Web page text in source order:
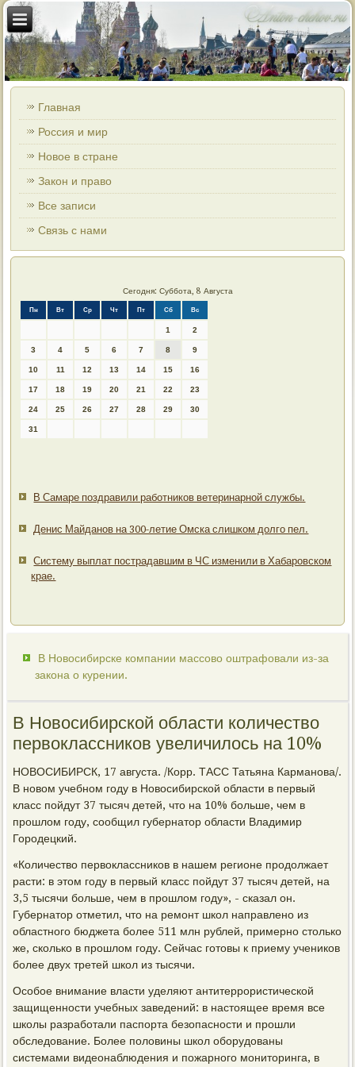
Главная
Россия и мир
Новое в стране
Закон и право
Все записи
Связь с нами
Сегодня: Суббота, 8 Августа
Пн Вт Ср Чт Пт Сб Вс
1 2
3 4 5 6 7 8 9
10 11 12 13 14 15 16
17 18 19 20 21 22 23
24 25 26 27 28 29 30
31
В Самаре поздравили работников ветеринарной службы.
Денис Майданов на 300-летие Омска слишком долго пел.
Систему выплат пострадавшим в ЧС изменили в Хабаровском
крае.
В Новосибирске компании массово оштрафовали из-за
закона о курении.
В Новосибирской области количество
первоклассников увеличилось на 10%
НОВОСИБИРСК, 17 августа. /Корр. ТАСС Татьяна Карманова/.
В новом учебном году в Новосибирской области в первый
класс пойдут 37 тысяч детей, что на 10% больше, чем в
прошлом году, сообщил губернатор области Владимир
Городецкий.
«Количество первоклассников в нашем регионе продолжает
расти: в этом году в первый класс пойдут 37 тысяч детей, на
3,5 тысячи больше, чем в прошлом году», - сказал он.
Губернатор отметил, что на ремонт школ направлено из
областного бюджета более 511 млн рублей, примерно столько
же, сколько в прошлом году. Сейчас готовы к приему учеников
более двух третей школ из тысячи.
Особое внимание власти уделяют антитеррористической
защищенности учебных заведений: в настоящее время все
школы разработали паспорта безопасности и прошли
обследование. Более половины школ оборудованы
системами видеонаблюдения и пожарного мониторинга, в